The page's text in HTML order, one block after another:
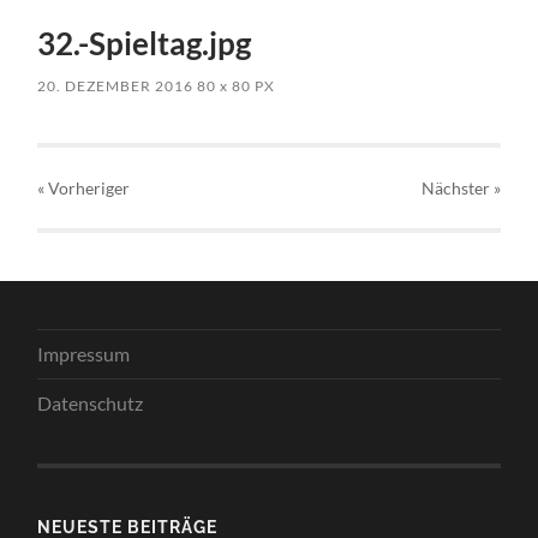
32.-Spieltag.jpg
20. DEZEMBER 2016 80x 80 PX
« Vorheriger Nächster »
Impressum
Datenschutz
NEUESTE BEITRÄGE